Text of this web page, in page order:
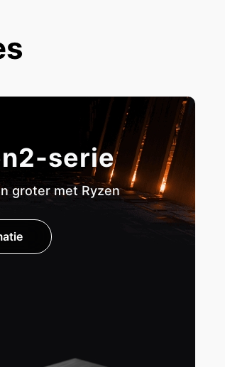
serie
groter met Ryzen